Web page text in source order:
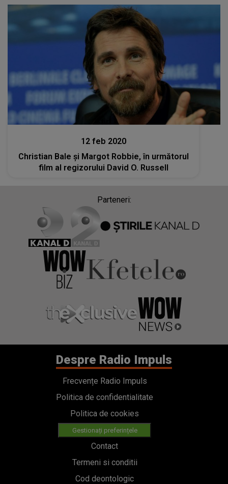
12 feb 2020
Christian Bale şi Margot Robbie, în următorul
film al regizorului David O. Russell
Parteneri:
Despre Radio Impuls
Frecvențe Radio Impuls
Politica de confidentialitate
Politica de cookies
Gestionați preferințele
Contact
Termeni si conditii
Cod deontologic